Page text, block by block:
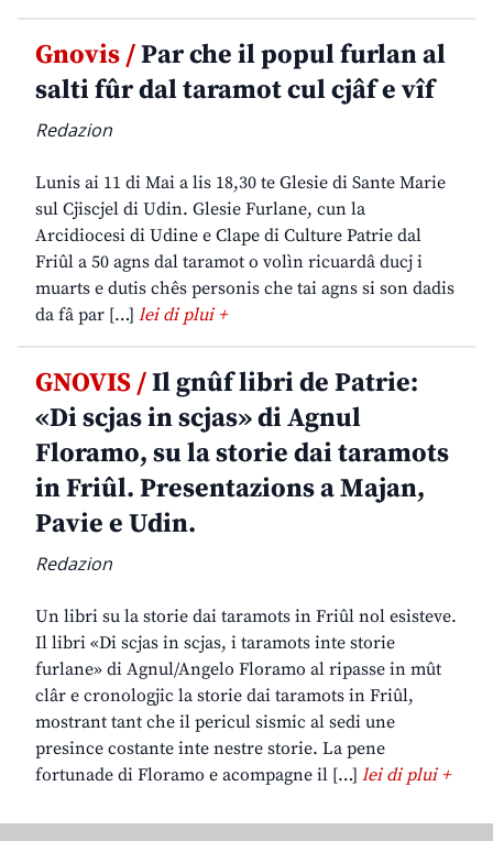
Gnovis /Par che il popul furlan al
salti fûr dal taramot cul cjâf e vîf
Redazion
Lunis ai 11 di Mai a lis 18,30 te Glesie di Sante Marie
sul Cjiscjel di Udin. Glesie Furlane, cun la
Arcidiocesi di Udine e Clape di Culture Patrie dal
Friûl a 50 agns dal taramot o volìn ricuardâ ducj i
muarts e dutis chês personis che tai agns si son dadis
da fâ par […] lei di plui +
GNOVIS /Il gnûf libri de Patrie:
«Di scjas in scjas» di Agnul
Floramo, su la storie dai taramots
in Friûl. Presentazions a Majan,
Pavie e Udin.
Redazion
Un libri su la storie dai taramots in Friûl nol esisteve.
Il libri «Di scjas in scjas, i taramots inte storie
furlane» di Agnul/Angelo Floramo al ripasse in mût
clâr e cronologjic la storie dai taramots in Friûl,
mostrant tant che il pericul sismic al sedi une
presince costante inte nestre storie. La pene
fortunade di Floramo e acompagne il […] lei di plui +